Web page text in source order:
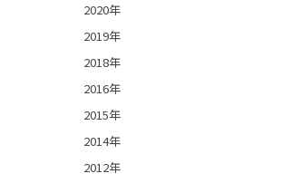
2020年
2019年
2018年
2016年
2015年
2014年
2012年